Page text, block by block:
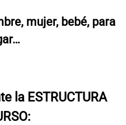
mujer, bebé, para
la ESTRUCTURA